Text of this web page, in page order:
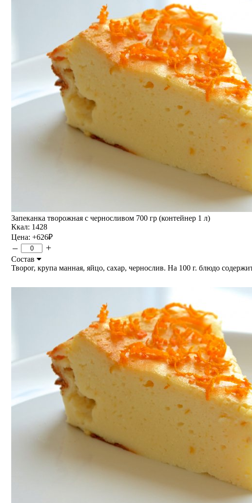
Запеканка творожная с черносливом 700 гр (контейнер 1 л)
Ккал: 1428
Цена: +626₽
– +
Состав
Творог, крупа манная, яйцо, сахар, чернослив. На 100 г. блюдо